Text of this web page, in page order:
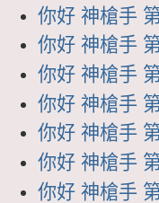
你好 神槍手
你好 神槍手
你好 神槍手
你好 神槍手
你好 神槍手
你好 神槍手
你好 神槍手